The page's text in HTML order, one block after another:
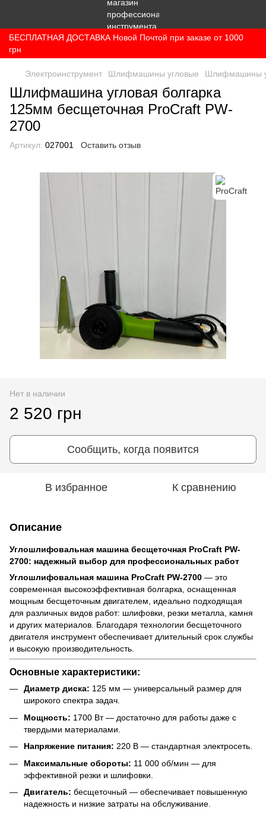
БЕСПЛАТНАЯ ДОСТАВКА Новой Почтой при заказе от 1000
грн
Электроинструмент Шлифмашины угловые Шлифмашины
Шлифмашина угловая болгарка
125мм бесщеточная ProCraft PW-
2700
Артикул: 027001 Оставить отзыв
Нет в наличии
2 520 грн
Сообщить, когда появится
В избранное К сравнению
Описание
Углошлифовальная машина бесщеточная ProCraft PW-
2700: надежный выбор для профессиональных работ
Углошлифовальная машина ProCraft PW-2700 — это
современная высокоэффективная болгарка, оснащенная
мощным бесщеточным двигателем, идеально подходящая
для различных видов работ: шлифовки, резки металла, камня
и других материалов. Благодаря технологии бесщеточного
двигателя инструмент обеспечивает длительный срок службы
и высокую производительность.
Основные характеристики:
Диаметр диска: 125 мм — универсальный размер для
широкого спектра задач.
Мощность: 1700 Вт — достаточно для работы даже с
твердыми материалами.
Напряжение питания: 220 В — стандартная электросеть.
Максимальные обороты: 11 000 об/мин — для
эффективной резки и шлифовки.
Двигатель: бесщеточный — обеспечивает повышенную
надежность и низкие затраты на обслуживание.